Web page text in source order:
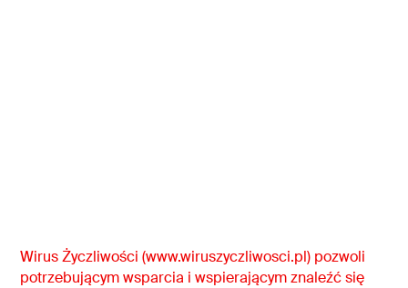
Wirus Życzliwości (www.wiruszyczliwosci.pl) pozwoli
potrzebującym wsparcia i wspierającym znaleźć się